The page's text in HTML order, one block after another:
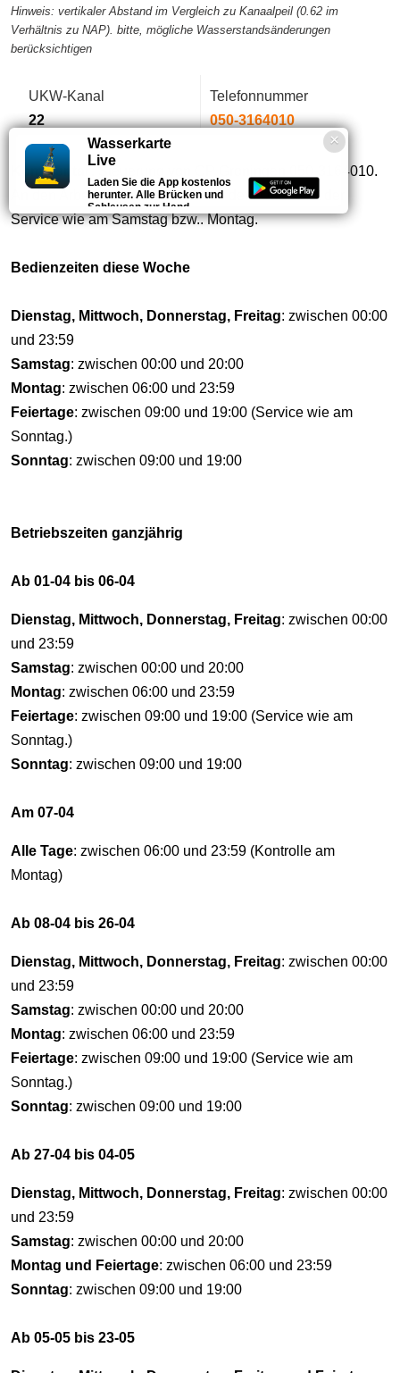
Hinweis: vertikaler Abstand im Vergleich zu Kanaalpeil (0.62 im
Verhältnis zu NAP). bitte, mögliche Wasserstandsänderungen
berücksichtigen
UKW-Kanal
22
Telefonnummer
050-3164010
Kommentar:
Steuerung von CP Groningen 050-3164010.
An den Arbeitstagen vor und nach dem Urlaub ist der
Service wie am Samstag bzw.. Montag.
Bedienzeiten diese Woche
Dienstag, Mittwoch, Donnerstag, Freitag: zwischen 00:00
und 23:59
Samstag: zwischen 00:00 und 20:00
Montag: zwischen 06:00 und 23:59
Feiertage: zwischen 09:00 und 19:00 (Service wie am
Sonntag.)
Sonntag: zwischen 09:00 und 19:00
Betriebszeiten ganzjährig
Ab 01-04 bis 06-04
Dienstag, Mittwoch, Donnerstag, Freitag: zwischen 00:00
und 23:59
Samstag: zwischen 00:00 und 20:00
Montag: zwischen 06:00 und 23:59
Feiertage: zwischen 09:00 und 19:00 (Service wie am
Sonntag.)
Sonntag: zwischen 09:00 und 19:00
Am 07-04
Alle Tage: zwischen 06:00 und 23:59 (Kontrolle am
Montag)
Ab 08-04 bis 26-04
Dienstag, Mittwoch, Donnerstag, Freitag: zwischen 00:00
und 23:59
Samstag: zwischen 00:00 und 20:00
Montag: zwischen 06:00 und 23:59
Feiertage: zwischen 09:00 und 19:00 (Service wie am
Sonntag.)
Sonntag: zwischen 09:00 und 19:00
Ab 27-04 bis 04-05
Dienstag, Mittwoch, Donnerstag, Freitag: zwischen 00:00
und 23:59
Samstag: zwischen 00:00 und 20:00
Montag und Feiertage: zwischen 06:00 und 23:59
Sonntag: zwischen 09:00 und 19:00
Ab 05-05 bis 23-05
Wasserkarte
Live
Laden Sie die App kostenlos
herunter. Alle Brücken und
Schleusen zur Hand.